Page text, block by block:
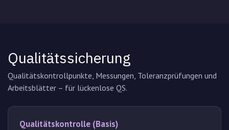
Qualitätssicherung
Qualitätskontrollpunkte, Messungen, Toleranzprüfungen und
Arbeitsblätter – für lückenlose QS.
Qualitätskontrolle (Basis)